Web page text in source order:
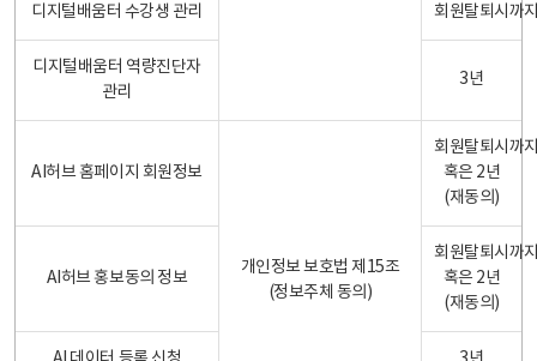
디지털배움터 수강생 관리 회원탈퇴시까
디지털배움터 역량진단자
관리
3년
AI허브 홈페이지 회원정보
개인정보 보호법 제15조
(정보주체 동의)
회원탈퇴시까
혹은 2년
(재동의)
AI허브 홍보동의 정보
회원탈퇴시까
혹은 2년
(재동의)